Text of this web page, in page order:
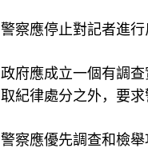
警察應停止對記者進行
政府應成立一個有調
取紀律處分之外， 要
警察應優先調查和檢